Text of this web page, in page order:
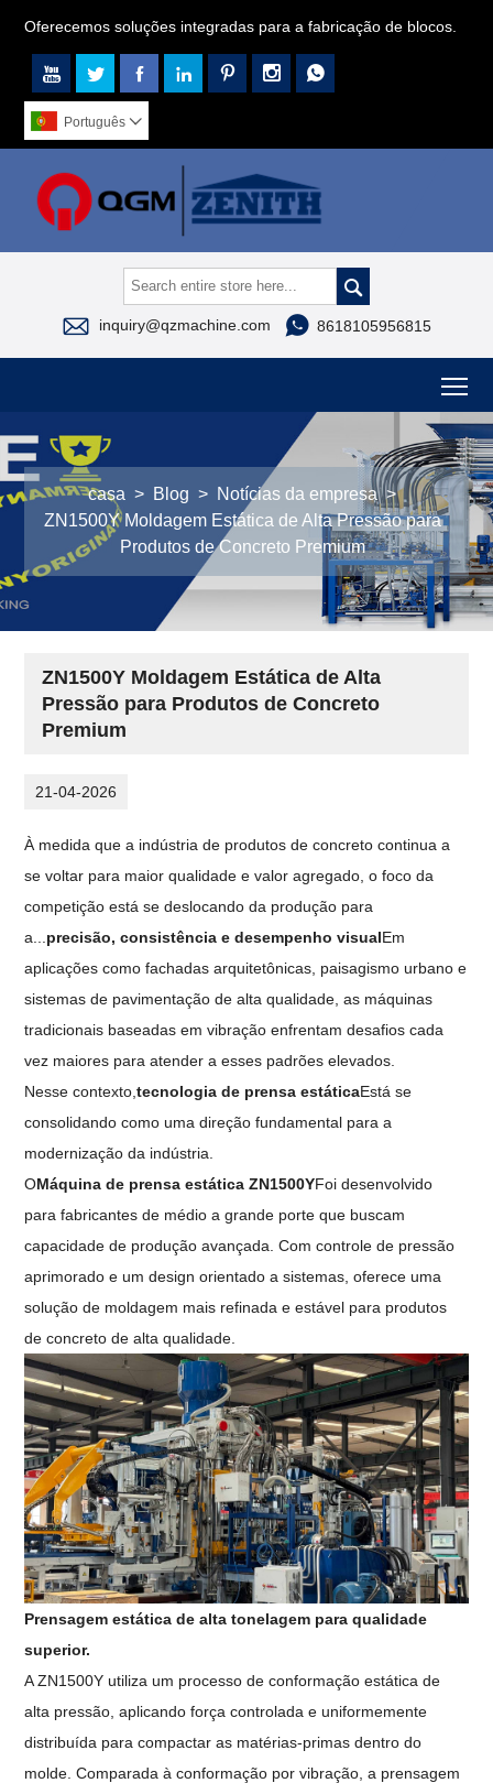
Oferecemos soluções integradas para a fabricação de blocos.
      
Português 

 inquiry@qzmachine.com  8618105956815
casa > Blog > Notícias da empresa >
ZN1500Y Moldagem Estática de Alta Pressão para
Produtos de Concreto Premium
ZN1500Y Moldagem Estática de Alta
Pressão para Produtos de Concreto
Premium
21-04-2026
À medida que a indústria de produtos de concreto continua a
se voltar para maior qualidade e valor agregado, o foco da
competição está se deslocando da produção para
a... precisão, consistência e desempenho visualEm
aplicações como fachadas arquitetônicas, paisagismo urbano e
sistemas de pavimentação de alta qualidade, as máquinas
tradicionais baseadas em vibração enfrentam desafios cada
vez maiores para atender a esses padrões elevados.
Nesse contexto,tecnologia de prensa estáticaEstá se
consolidando como uma direção fundamental para a
modernização da indústria.
OMáquina de prensa estática ZN1500YFoi desenvolvido
para fabricantes de médio a grande porte que buscam
capacidade de produção avançada. Com controle de pressão
aprimorado e um design orientado a sistemas, oferece uma
solução de moldagem mais refinada e estável para produtos
de concreto de alta qualidade.
Prensagem estática de alta tonelagem para qualidade
superior.
A ZN1500Y utiliza um processo de conformação estática de
alta pressão, aplicando força controlada e uniformemente
distribuída para compactar as matérias-primas dentro do
molde. Comparada à conformação por vibração, a prensagem